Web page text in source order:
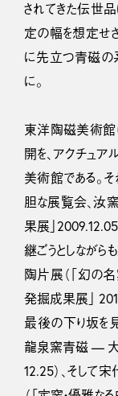
されてきた伝世品
定の幅を想定せ
に先立つ青磁の
に。
東洋陶磁美術館
開を、アクチュ
美術館である。
胆な展覧会、汝
果展」
継ごうとしなが
陶片展（「幻
発掘成果展」
最後の下り坂を
龍泉窯青磁 —
12.25）、そして